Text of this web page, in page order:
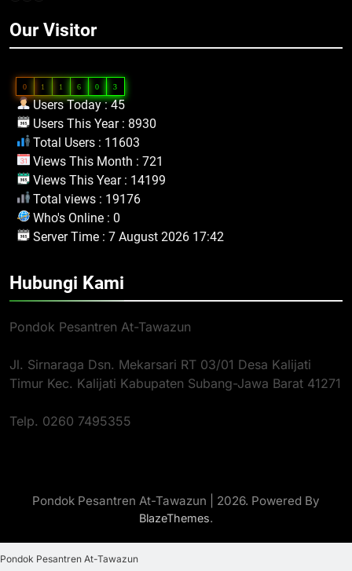
Our Visitor
0 1 1 6 0 3
Users Today : 45
Users This Year : 8930
Total Users : 11603
Views This Month : 721
Views This Year : 14199
Total views : 19176
Who's Online : 0
Server Time : 7 August 2026 17:42
Hubungi Kami
Pondok Pesantren At-Tawazun
Jl. Sirnaraga Dsn. Mekarsari RT 03/01 Desa Kalijati
Timur Kec. Kalijati Kabupaten Subang-Jawa Barat 41271
Telp. 0260 7495355
Pondok Pesantren At-Tawazun | 2026. Powered By
BlazeThemes.
Pondok Pesantren At-Tawazun